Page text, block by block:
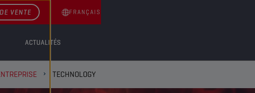
ACTUALITÉS
VENTE FRANÇAIS
TECHNOLOGY